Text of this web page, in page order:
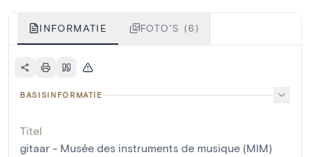
INFORMATIE FOTO'S (6)
BASISINFORMATIE
Titel
gitaar - Musée des instruments de musique (MIM)